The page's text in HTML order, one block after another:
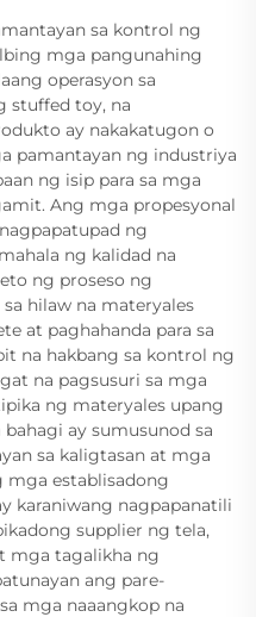
sa kontrol ng
mga pangunahing
operasyon sa
stuffed toy, na
ay nakakatugon o
pamantayan ng industriya
ng isip para sa mga
Ang mga propesyonal
ng
ng kalidad na
ng proseso ng
hilaw na materyales
at paghahanda para sa
na hakbang sa kontrol ng
na pagsusuri sa mga
ng materyales upang
ay sumusunod sa
sa kaligtasan at mga
mga establisadong
karaniwang nagpapanatili
supplier ng tela,
mga tagalikha ng
ang pare-
mga naaangkop na